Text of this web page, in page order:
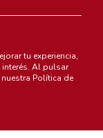
tu experiencia,
Al pulsar
Política de